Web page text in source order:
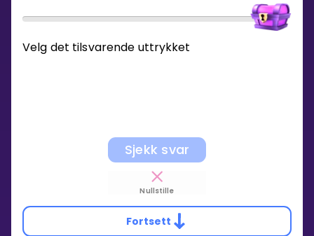
Velg det tilsvarende uttrykket
Sjekk svar
Nullstille
Fortsett